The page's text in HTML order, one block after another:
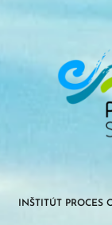
INŠTITÚT PROCES